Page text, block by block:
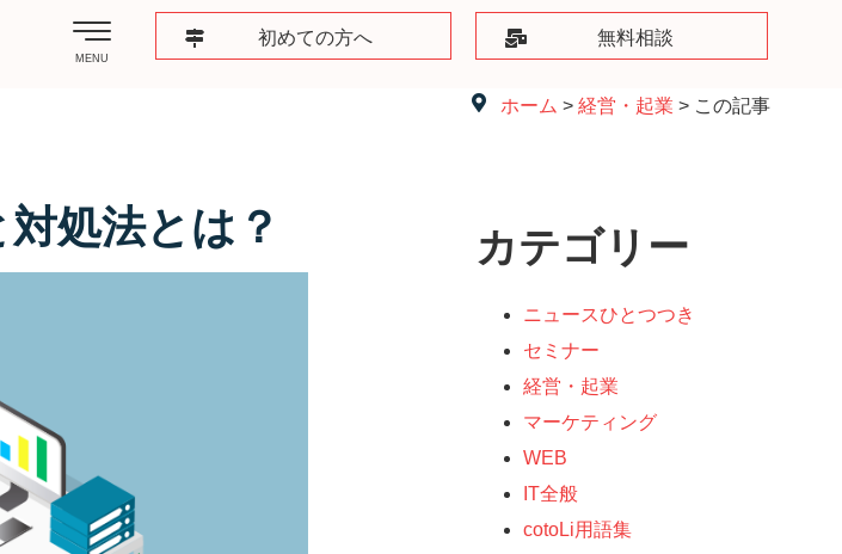
MENU
初めての方へ 無料相談
ホーム > 経営・起業 > この記事
処法とは？ カテゴリー
ニュースひとつつき
セミナー
経営・起業
マーケティング
WEB
IT全般
cotoLi用語集